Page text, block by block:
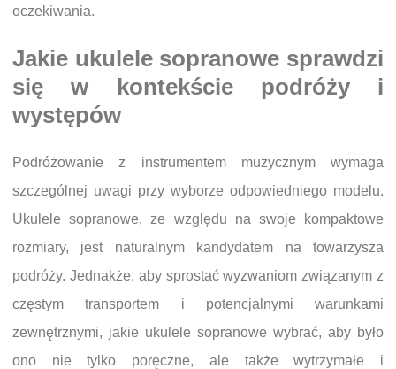
oczekiwania.
Jakie ukulele sopranowe sprawdzi
się w kontekście podróży i
występów
Podróżowanie z instrumentem muzycznym wymaga
szczególnej uwagi przy wyborze odpowiedniego modelu.
Ukulele sopranowe, ze względu na swoje kompaktowe
rozmiary, jest naturalnym kandydatem na towarzysza
podróży. Jednakże, aby sprostać wyzwaniom związanym z
częstym transportem i potencjalnymi warunkami
zewnętrznymi, jakie ukulele sopranowe wybrać, aby było
ono nie tylko poręczne, ale także wytrzymałe i